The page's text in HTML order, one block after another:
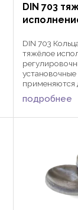
DIN 703
DIN 703
тяжёлое
установочные
применяются
деталей и
валах
подробнее